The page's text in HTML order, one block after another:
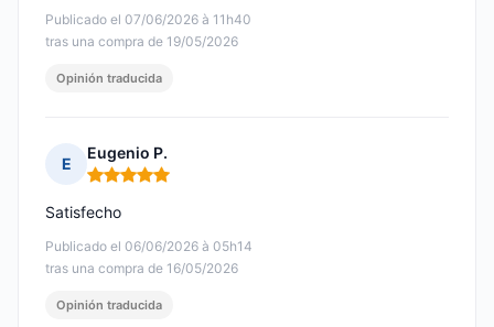
Publicado el 07/06/2026 à 11h40
tras una compra de 19/05/2026
Opinión traducida
E
Eugenio P.
Nota: 5 de 5
Publicado el 06/06/2026 à 05h14
tras una compra de 16/05/2026
Satisfecho
Opinión traducida